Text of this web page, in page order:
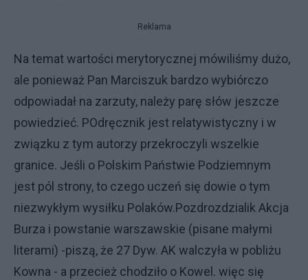
Reklama
Na temat wartości merytorycznej mówiliśmy dużo,
ale ponieważ Pan Marciszuk bardzo wybiórczo
odpowiadał na zarzuty, należy parę słów jeszcze
powiedzieć. POdręcznik jest relatywistyczny i w
związku z tym autorzy przekroczyli wszelkie
granice. Jeśli o Polskim Państwie Podziemnym
jest pól strony, to czego uczeń się dowie o tym
niezwykłym wysiłku Polaków.Pozdrozdzialik Akcja
Burza i powstanie warszawskie (pisane małymi
literami) -piszą, że 27 Dyw. AK walczyła w pobliżu
Kowna - a przecież chodziło o Kowel. więc się